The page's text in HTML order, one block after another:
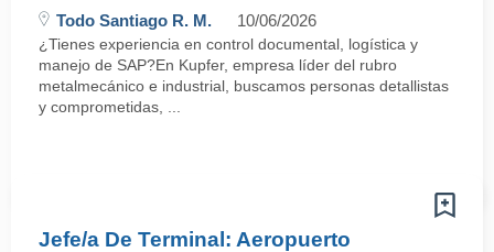
Todo Santiago R. M. 10/06/2026
¿Tienes experiencia en control documental, logística y
manejo de SAP?En Kupfer, empresa líder del rubro
metalmecánico e industrial, buscamos personas detallistas
y comprometidas, ...
Jefe/a De Terminal: Aeropuerto